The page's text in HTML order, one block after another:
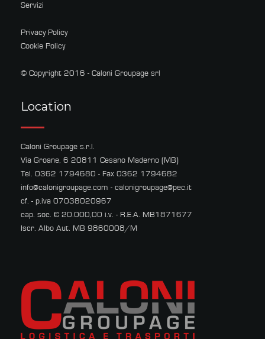
Servizi
Privacy Policy
Cookie Policy
© Copyright 2016 - Caloni Groupage srl
Location
Caloni Groupage s.r.l.
Via Groane, 6 20811 Cesano Maderno (MB)
Tel. 0362 1794680 - Fax 0362 1794682
info@calonigroupage.com - calonigroupage@pec.it
cf. - p.iva 07038020967
cap. soc. € 20.000,00 i.v. - R.E.A. MB1871677
Iscr. Albo Aut. MB 9860008/M